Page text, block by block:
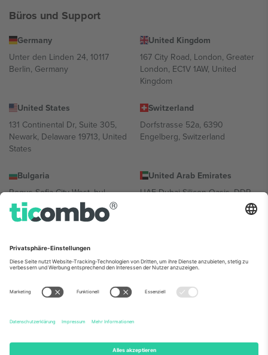
Büros und Support
Germany
Unter den Linden 24, 10117
Berlin, Germany
United Kingdom
167 City Road, London, Greater
London, EC1V 1AW, United
Kingdom
United States
131 Continental Dr, Suite 305,
Newark, Delaware 19713, United
States
Switzerland
Dorfstrasse 52a, 6390
Engelberg, Switzerland
Bulgaria
Regus Sofia City West, bul
Totleben 53-55, 1606 Sofia,
Bulgaria
United Arab Emirates
UAE Dubai Silicon Oasis, DDP
Building A1, Office 302, Dubai,
Mexico
Av Chapultepec 360, Roma
Norte, Cuauhtémoc, 06700
Ciudad de México, CDMX,
Mexico
Die juristische Person des Plattformanbieters kann je nach
Informationen finden Sie auf der jeweiligen Veranstaltungsseite, im